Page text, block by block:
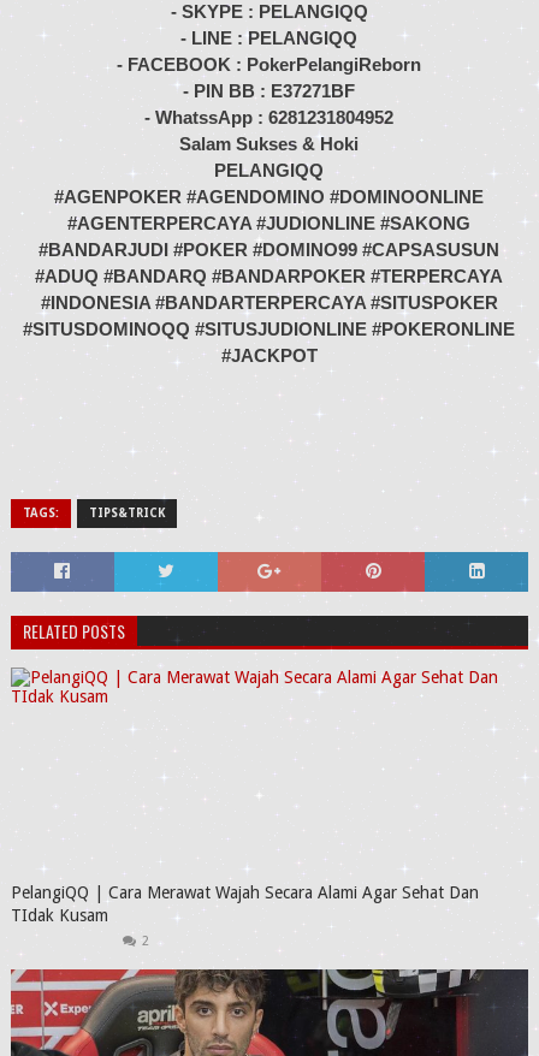
- SKYPE : PELANGIQQ
- LINE : PELANGIQQ
- FACEBOOK : PokerPelangiReborn
- PIN BB : E37271BF
- WhatssApp : 6281231804952
Salam Sukses & Hoki
PELANGIQQ
#AGENPOKER #AGENDOMINO #DOMINOONLINE
#AGENTERPERCAYA #JUDIONLINE #SAKONG
#BANDARJUDI #POKER #DOMINO99 #CAPSASUSUN
#ADUQ #BANDARQ #BANDARPOKER #TERPERCAYA
#INDONESIA #BANDARTERPERCAYA #SITUSPOKER
#SITUSDOMINOQQ #SITUSJUDIONLINE #POKERONLINE
#JACKPOT
TAGS: TIPS&TRICK
RELATED POSTS
PelangiQQ | Cara Merawat Wajah Secara Alami Agar Sehat Dan
TIdak Kusam
2